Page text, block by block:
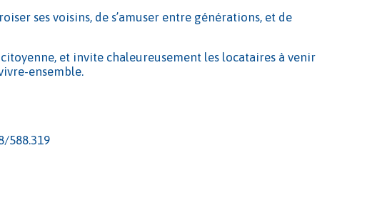
ses voisins, de s’amuser entre générations, et de
et invite chaleureusement les locataires à venir
ensemble.
588.319